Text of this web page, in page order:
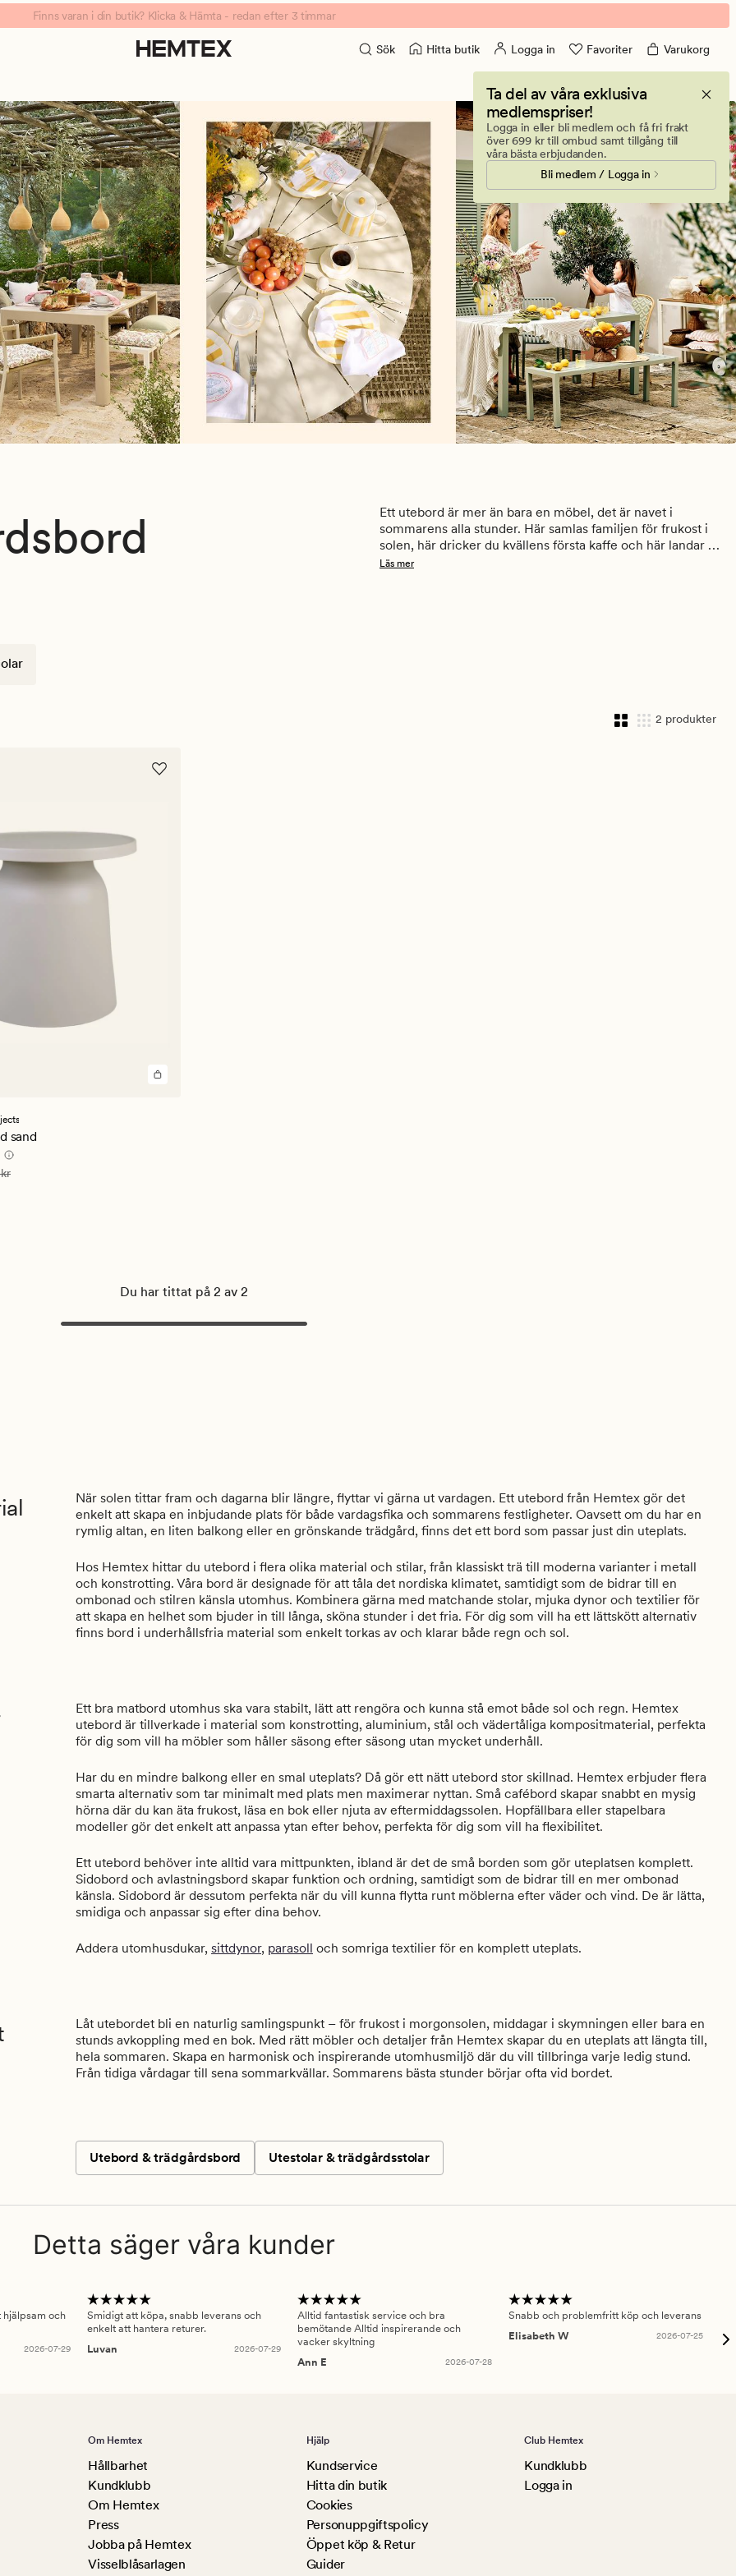
Finns varan i din butik? Klicka & Hämta - redan efter 3 timmar
Sök Hitta butik Logga in Favoriter Varukorg
Ta del av våra exklusiva
medlemspriser!
Logga in eller bli medlem och få fri frakt
över 699 kr till ombud samt tillgång till
våra bästa erbjudanden.
Bli medlem / Logga in
Ett utebord är mer än bara en möbel, det är navet i
sommarens alla stunder. Här samlas familjen för frukost i
solen, här dricker du kvällens första kaffe och här landar
grilldoften när vännerna kommer på middag. Med utebord
Läs mer
2 produkter
sand
499,90 kr
Du har tittat på 2 av 2
När solen tittar fram och dagarna blir längre, flyttar vi gärna ut vardagen. Ett utebord från Hemtex gör det
enkelt att skapa en inbjudande plats för både vardagsfika och sommarens festligheter. Oavsett om du har en
rymlig altan, en liten balkong eller en grönskande trädgård, finns det ett bord som passar just din uteplats.
Hos Hemtex hittar du utebord i flera olika material och stilar, från klassiskt trä till moderna varianter i metall
och konstrotting. Våra bord är designade för att tåla det nordiska klimatet, samtidigt som de bidrar till en
ombonad och stilren känsla utomhus. Kombinera gärna med matchande stolar, mjuka dynor och textilier för
att skapa en helhet som bjuder in till långa, sköna stunder i det fria. För dig som vill ha ett lättskött alternativ
finns bord i underhållsfria material som enkelt torkas av och klarar både regn och sol.
Ett bra matbord utomhus ska vara stabilt, lätt att rengöra och kunna stå emot både sol och regn. Hemtex
utebord är tillverkade i material som konstrotting, aluminium, stål och vädertåliga kompositmaterial, perfekta
för dig som vill ha möbler som håller säsong efter säsong utan mycket underhåll.
Har du en mindre balkong eller en smal uteplats? Då gör ett nätt utebord stor skillnad. Hemtex erbjuder flera
smarta alternativ som tar minimalt med plats men maximerar nyttan. Små cafébord skapar snabbt en mysig
hörna där du kan äta frukost, läsa en bok eller njuta av eftermiddagssolen. Hopfällbara eller stapelbara
modeller gör det enkelt att anpassa ytan efter behov, perfekta för dig som vill ha flexibilitet.
Ett utebord behöver inte alltid vara mittpunkten, ibland är det de små borden som gör uteplatsen komplett.
Sidobord och avlastningsbord skapar funktion och ordning, samtidigt som de bidrar till en mer ombonad
känsla. Sidobord är dessutom perfekta när du vill kunna flytta runt möblerna efter väder och vind. De är lätta,
smidiga och anpassar sig efter dina behov.
Addera utomhusdukar, sittdynor, parasoll och somriga textilier för en komplett uteplats.
Låt utebordet bli en naturlig samlingspunkt – för frukost i morgonsolen, middagar i skymningen eller bara en
stunds avkoppling med en bok. Med rätt möbler och detaljer från Hemtex skapar du en uteplats att längta till,
hela sommaren. Skapa en harmonisk och inspirerande utomhusmiljö där du vill tillbringa varje ledig stund.
Från tidiga vårdagar till sena sommarkvällar. Sommarens bästa stunder börjar ofta vid bordet.
Utebord & trädgårdsbord Utestolar & trädgårdsstolar
Detta säger våra kunder
hjälpsam och
2026-07-29
Smidigt att köpa, snabb leverans och
enkelt att hantera returer.
Luvan
2026-07-29
Alltid fantastisk service och bra
bemötande Alltid inspirerande och
vacker skyltning
Ann E
2026-07-28
Snabb och problemfritt köp och leverans
Elisabeth W
2026-07-25
Om Hemtex
Hållbarhet
Kundklubb
Om Hemtex
Press
Jobba på Hemtex
Visselblåsarlagen
Hjälp
Kundservice
Hitta din butik
Cookies
Personuppgiftspolicy
Öppet köp & Retur
Guider
Club Hemtex
Kundklubb
Logga in